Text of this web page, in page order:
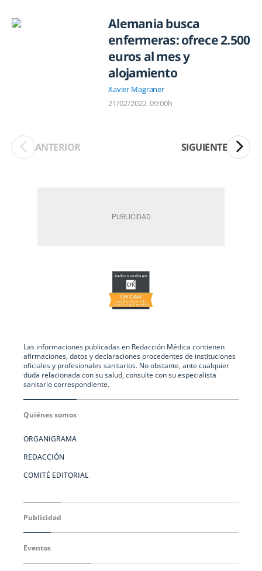
Alemania busca
enfermeras: ofrece 2.500
euros al mes y
alojamiento
Xavier Magraner
21/02/2022 09:00h
ANTERIOR SIGUIENTE
Las informaciones publicadas en Redacción Médica contienen
afirmaciones, datos y declaraciones procedentes de instituciones
oficiales y profesionales sanitarios. No obstante, ante cualquier
duda relacionada con su salud, consulte con su especialista
sanitario correspondiente.
Quiénes somos
ORGANIGRAMA
REDACCIÓN
COMITÉ EDITORIAL
Publicidad
Eventos